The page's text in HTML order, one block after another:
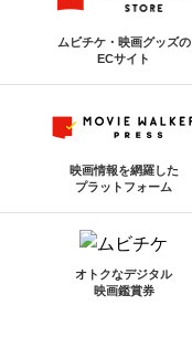
ムビチケ・映画グッズの
ECサイト
映画情報を網羅した
プラットフォーム
オトクなデジタル
映画鑑賞券